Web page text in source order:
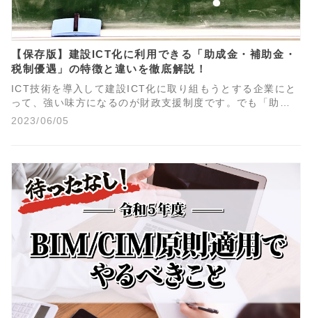
【保存版】建設ICT化に利用できる「助成金・補助金・
税制優遇」の特徴と違いを徹底解説！
ICT技術を導入して建設ICT化に取り組もうとする企業にと
って、強い味方になるのが財政支援制度です。でも「助成
金・補助金・税制優遇」がどういう制度なのかがよくわか
2023/06/05